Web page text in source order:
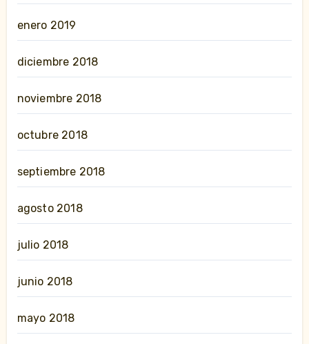
enero 2019
diciembre 2018
noviembre 2018
octubre 2018
septiembre 2018
agosto 2018
julio 2018
junio 2018
mayo 2018